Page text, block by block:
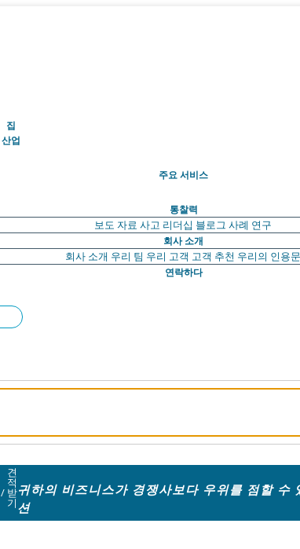
집(현재의)
산업
주요 서비스
통찰력
보도 자료 사고 리더십 블로그 사례 연구
회사 소개
회사 소개 우리 팀 우리 고객 고객 추천 우리의 인용문
연락하다
/
견
적
받
기
귀하의 비즈니스가 경쟁사보다 우위를 점할 수
션